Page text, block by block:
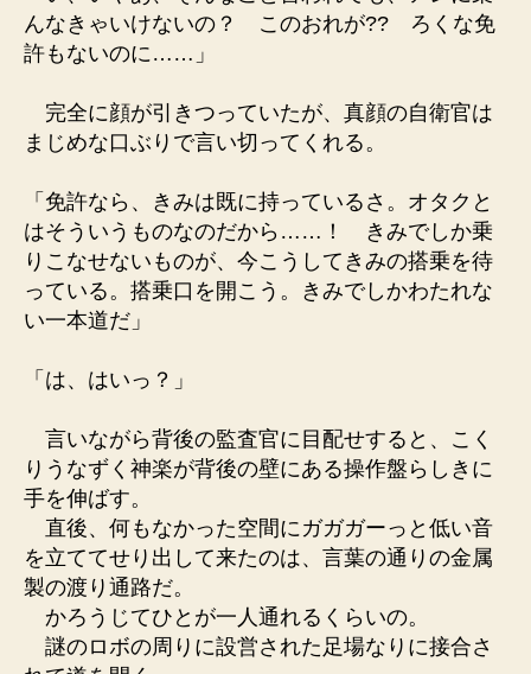
んなきゃいけないの？ このおれが?? ろくな免
許もないのに……」
完全に顔が引きつっていたが、真顔の自衛官は
まじめな口ぶりで言い切ってくれる。
「免許なら、きみは既に持っているさ。オタクと
はそういうものなのだから……！ きみでしか乗
りこなせないものが、今こうしてきみの搭乗を待
っている。搭乗口を開こう。きみでしかわたれな
い一本道だ」
「は、はいっ？」
言いながら背後の監査官に目配せすると、こく
りうなずく神楽が背後の壁にある操作盤らしきに
手を伸ばす。
直後、何もなかった空間にガガガーっと低い音
を立ててせり出して来たのは、言葉の通りの金属
製の渡り通路だ。
かろうじてひとが一人通れるくらいの。
謎のロボの周りに設営された足場なりに接合さ